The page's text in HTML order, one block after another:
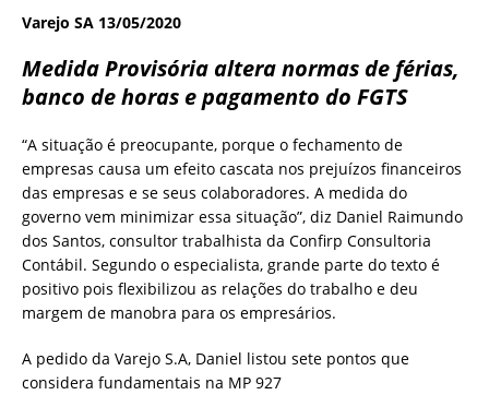
Varejo SA 13/05/2020
Medida Provisória altera normas de férias,
banco de horas e pagamento do FGTS
“A situação é preocupante, porque o fechamento de
empresas causa um efeito cascata nos prejuízos financeiros
das empresas e se seus colaboradores. A medida do
governo vem minimizar essa situação”, diz Daniel Raimundo
dos Santos, consultor trabalhista da Confirp Consultoria
Contábil. Segundo o especialista, grande parte do texto é
positivo pois flexibilizou as relações do trabalho e deu
margem de manobra para os empresários.
A pedido da Varejo S.A, Daniel listou sete pontos que
considera fundamentais na MP 927